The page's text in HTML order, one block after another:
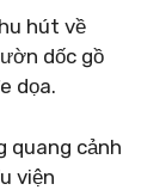
hút về
dốc gồ
dọa.
quang cảnh
viện